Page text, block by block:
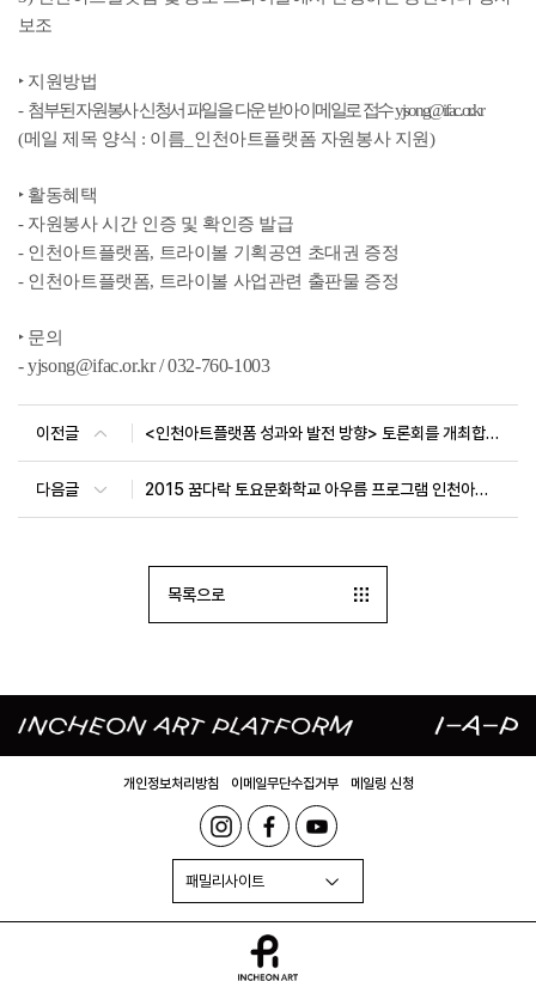
보조
‣ 지원방법
- 첨부된 자원봉사 신청서 파일을 다운 받아 이메일로 접수yjsong@ifac.or.kr
(메일 제목 양식 : 이름 인천아트플랫폼 자원봉사 지원)
‣ 활동혜택
- 자원봉사 시간 인증 및 확인증 발급
- 인천아트플랫폼, 트라이볼 기획공연 초대권 증정
- 인천아트플랫폼, 트라이볼 사업관련 출판물 증정
‣ 문의
- yjsong@ifac.or.kr / 032-760-1003
이전글 <인천아트플랫폼 성과와 발전 방향> 토론회를 개최합니다.
다음글 2015 꿈다락 토요문화학교 아우름 프로그램 인천아트플랫폼 상반기 프로그램
목록으로
개인정보처리방침 이메일무단수집거부 메일링 신청
패밀리사이트